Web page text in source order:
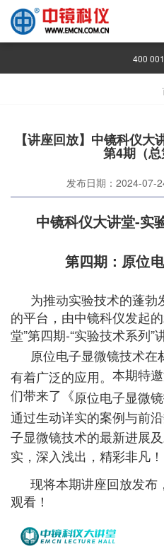
400
【讲座回放】中镜科仪
第4期（
发布日期：2024-07-
中镜科仪大讲堂-实
第四期： 原位
为推动实验技术的蓬
的平台，由中镜科仪发起
堂”第四期-“实验技术系列”
原位电子显微镜技术
有着广泛的应用。 本期特
们带来了《原位电子显微
通过生动详实的案例与前
子显微镜技术的最新进展及
实，深入浅出，精彩非凡！
现将本期讲座回放发布
观看！